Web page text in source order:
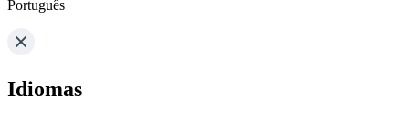
Português
Idiomas